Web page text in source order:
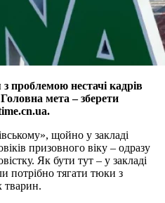
проблемою нестачі кадрів
Головна мета – зберети
щойно у закладі
призовного віку – одразу
Як бути тут – у закладі
потрібно тягати тюки з
тварин.